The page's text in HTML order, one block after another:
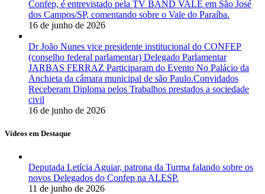
Confep, é entrevistado pela TV BAND VALE em São José
dos Campos/SP, comentando sobre o Vale do Paraíba.
16 de junho de 2026
Dr João Nunes vice presidente institucional do CONFEP
(conselho federal parlamentar) Delegado Parlamentar
JARBAS FERRAZ Participaram do Evento No Palácio da
Anchieta da câmara municipal de são Paulo.Convidados
Receberam Diploma pelos Trabalhos prestados a sociedade
civil
16 de junho de 2026
Vídeos em Destaque
Deputada Letícia Aguiar, patrona da Turma falando sobre os
novos Delegados do Confep na ALESP.
11 de junho de 2026